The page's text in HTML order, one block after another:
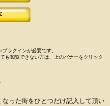
ラグインが必要です。
も閲覧できない方は、上のバナーをクリック
った街をひとつだけ記入して頂い